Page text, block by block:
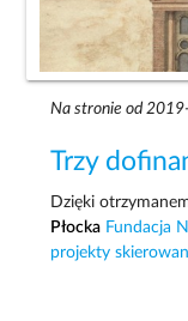
Na stronie od
Trzy
Dzięki
Płocka Fundacja
projekty